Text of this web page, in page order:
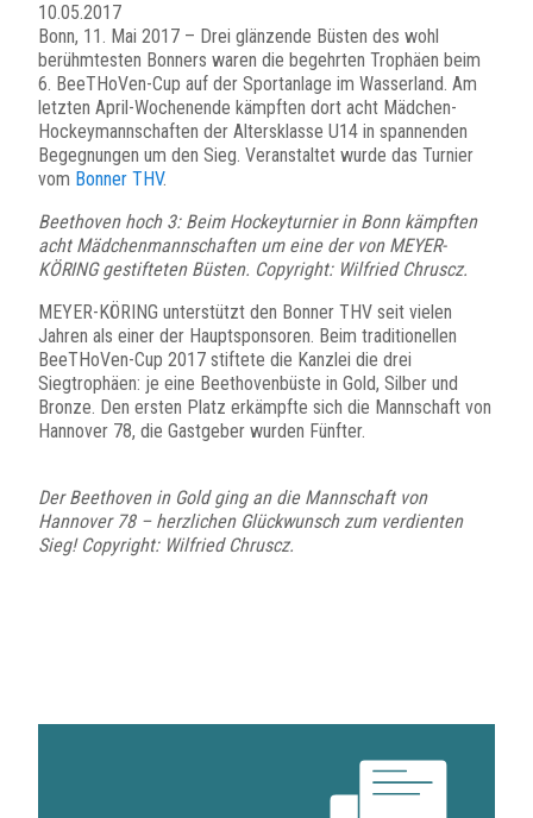
10.05.2017
Bonn, 11. Mai 2017 – Drei glänzende Büsten des wohl
berühmtesten Bonners waren die begehrten Trophäen beim
6. BeeTHoVen-Cup auf der Sportanlage im Wasserland. Am
letzten April-Wochenende kämpften dort acht Mädchen-
Hockeymannschaften der Altersklasse U14 in spannenden
Begegnungen um den Sieg. Veranstaltet wurde das Turnier
vom Bonner THV.
Beethoven hoch 3: Beim Hockeyturnier in Bonn kämpften
acht Mädchenmannschaften um eine der von MEYER-
KÖRING gestifteten Büsten. Copyright: Wilfried Chruscz.
MEYER-KÖRING unterstützt den Bonner THV seit vielen
Jahren als einer der Hauptsponsoren. Beim traditionellen
BeeTHoVen-Cup 2017 stiftete die Kanzlei die drei
Siegtrophäen: je eine Beethovenbüste in Gold, Silber und
Bronze. Den ersten Platz erkämpfte sich die Mannschaft von
Hannover 78, die Gastgeber wurden Fünfter.
Der Beethoven in Gold ging an die Mannschaft von
Hannover 78 – herzlichen Glückwunsch zum verdienten
Sieg! Copyright: Wilfried Chruscz.